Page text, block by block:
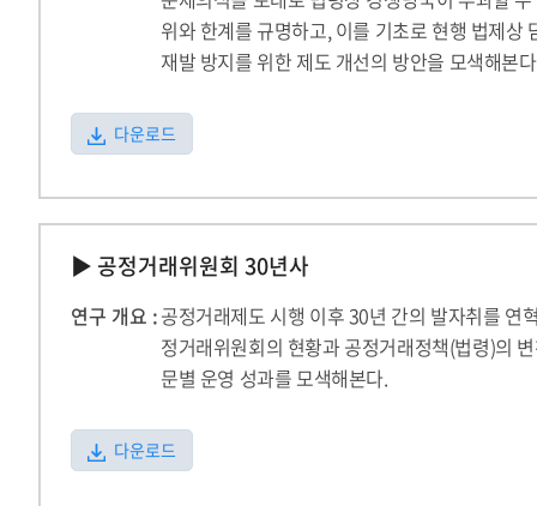
위와 한계를 규명하고, 이를 기초로 현행 법제상
재발 방지를 위한 제도 개선의 방안을 모색해본
다운로드
▶ 공정거래위원회 30년사
연구 개요 :공정거래제도 시행 이후 30년 간의 발자취를 연
정거래위원회의 현황과 공정거래정책(법령)의
문별 운영 성과를 모색해본다.
다운로드